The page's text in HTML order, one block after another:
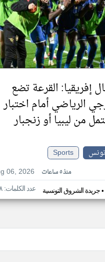
إفريقيا: القرعة تضع
الرياضي أمام اختبار
من ليبيا أو زنجبار
Sports
06, 2026
منذ ٥ ساعات
جريدة الشروق التونسية• عدد الكلمات: ١٢٨